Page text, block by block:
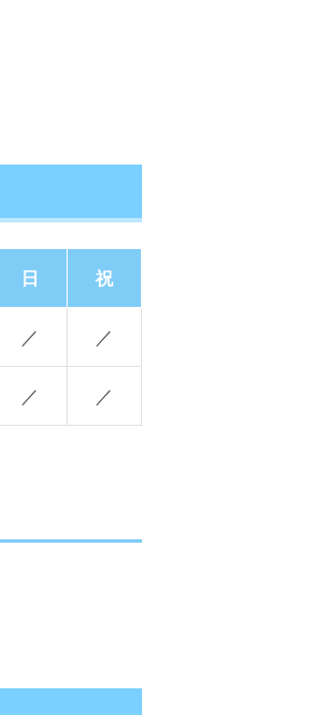
日 祝
／ ／
／ ／